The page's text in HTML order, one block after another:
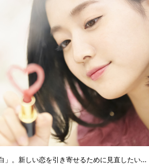
」。新しい恋を引き寄せるために見直したい...